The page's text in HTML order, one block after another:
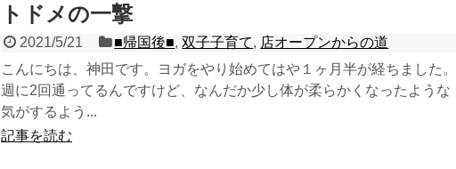
トドメの一撃
2021/5/21 ■帰国後■,双子子育て, 店オープンからの道
こんにちは、神田です。ヨガをやり始めてはや１ヶ月半が経ちました。
週に2回通ってるんですけど、なんだか少し体が柔らかくなったような
気がするよう...
記事を読む